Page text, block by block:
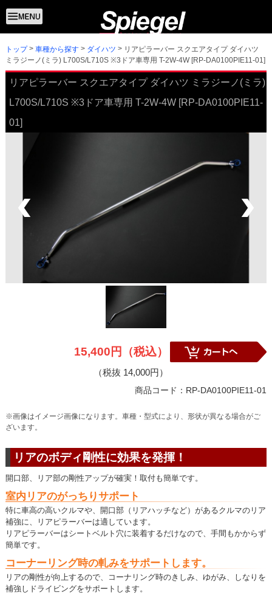
トップ 車種から探す ダイハツ
リアピラーバー スクエアタイプ ダイハツ
ミラジーノ(ミラ) L700S/L710S ※3ドア車専用 T-2W-4W [RP-DA0100PIE11-01]
リアピラーバー スクエアタイプ ダイハツ ミラジーノ(ミラ)
L700S/L710S ※3ドア車専用 T-2W-4W [RP-DA0100PIE11-
01]
15,400円（税込）
（税抜 14,000円）
商品コード：RP-DA0100PIE11-01
※画像はイメージ画像になります。車種・型式により、形状が異なる場合がご
ざいます。
リアのボディ剛性に効果を発揮！
開口部、リア部の剛性アップが確実！取付も簡単です。
室内リアのがっちりサポート
特に車高の高いクルマや、開口部（リアハッチなど）があるクルマのリア
補強に、リアピラーバーは適しています。
リアピラーバーはシートベルト穴に装着するだけなので、手間もかからず
簡単です。
コーナーリング時の軋みをサポートします。
リアの剛性が向上するので、コーナリング時のきしみ、ゆがみ、しなりを
補強しドライビングをサポートします。